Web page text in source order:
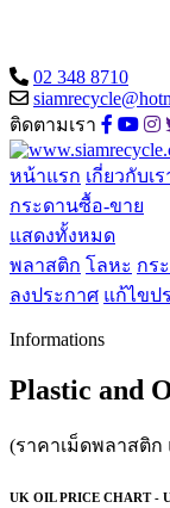
02 348 8710
ติดตามเรา
หน้าแรก เกี่ยวกับเร
กระดานซื้อ-ขาย
แสดงทั้งหมด
พลาสติก โลหะ กร
ลงประกาศ แก้ไขป
Informations
Plastic and
(ราคาเม็ดพลาสติ
UK OIL PRICE CHART -